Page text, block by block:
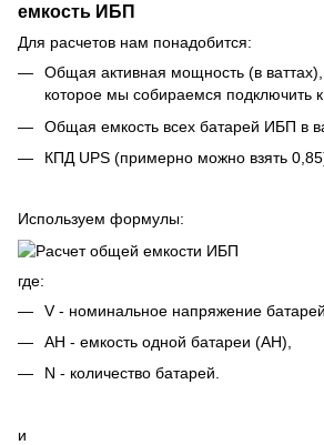
емкость ИБП
Для расчетов нам понадобится:
Общая активная мощность (в ваттах),
которое мы собираемся подключить
Общая емкость всех батарей ИБП в
КПД UPS (примерно можно взять
Используем формулы:
где:
V - номинальное напряжение
AH - емкость одной батареи (AH),
N - количество батарей.
и